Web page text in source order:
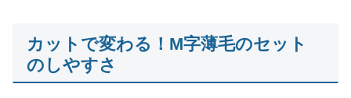
カットで変わる！M字薄毛のセット
のしやすさ